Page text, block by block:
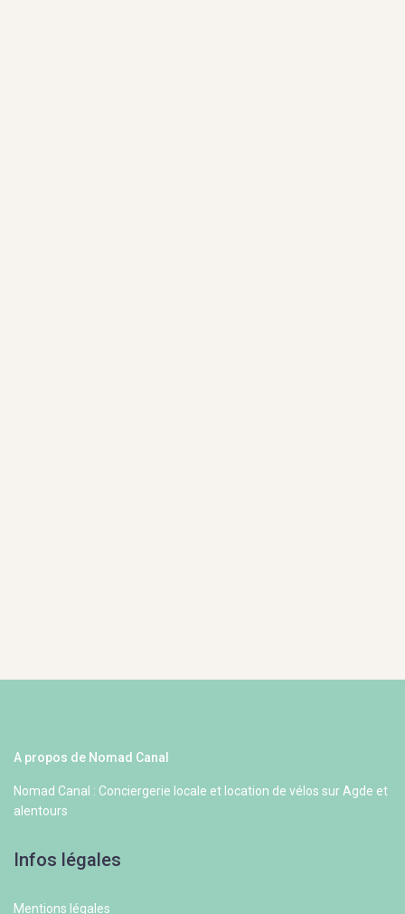
A propos de Nomad Canal
Nomad Canal : Conciergerie locale et location de vélos sur Agde et
alentours
Infos légales
Mentions légales